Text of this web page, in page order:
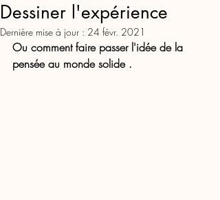
Dessiner l'expérience
Dernière mise à jour : 24 févr. 2021
Ou comment faire passer l'idée de la
pensée au monde solide .